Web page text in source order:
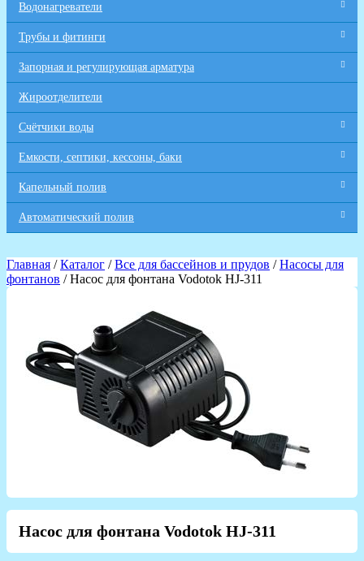
Водонагреватели
Трубы и фитинги
Запорная и регулирующая арматура
Жироотделители
Счётчики воды
Емкости, септики, кессоны, баки
Капельный полив
Автоматический полив
Главная /Каталог /Все для бaссейнов и прудов /Насосы для
фонтанов / Насос для фонтана Vodotok HJ-311
Насос для фонтана Vodotok HJ-311